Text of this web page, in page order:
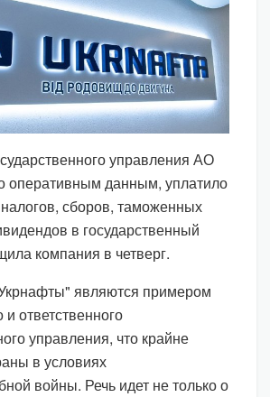
управления АО
оперативным данным, уплатило
сборов, таможенных
в государственный
компания в четверг.
являются примером
ответственного
управления, что крайне
в условиях
войны. Речь идет не только о